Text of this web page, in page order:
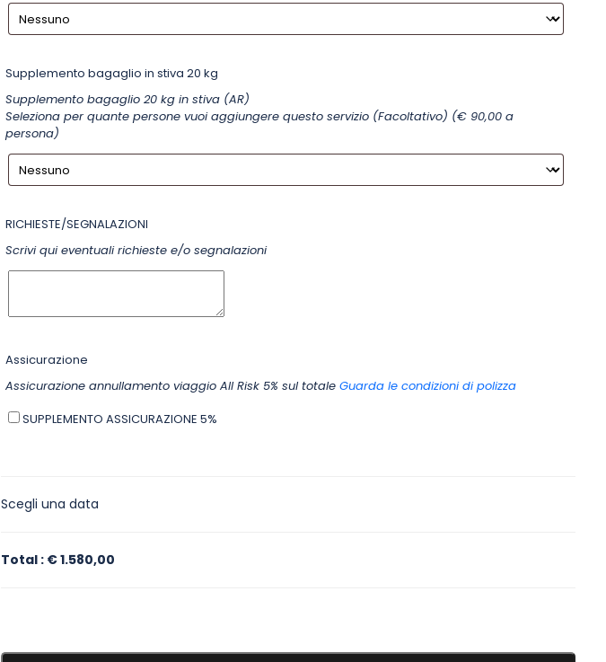
Supplemento bagaglio in stiva 20 kg
Supplemento bagaglio 20 kg in stiva (AR)
Seleziona per quante persone vuoi aggiungere questo servizio (Facoltativo) (€ 90,00 a
persona)
RICHIESTE/SEGNALAZIONI
Scrivi qui eventuali richieste e/o segnalazioni
Assicurazione
Assicurazione annullamento viaggio All Risk 5% sul totale Guarda le condizioni di polizza
SUPPLEMENTO ASSICURAZIONE 5%
Scegli una data
Total : € 1.580,00